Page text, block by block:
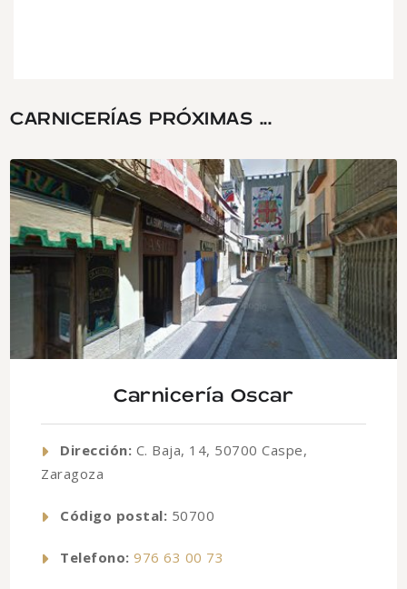
CARNICERÍAS PRÓXIMAS ...
Carnicería Oscar
Dirección: C. Baja, 14, 50700 Caspe,
Zaragoza
Código postal: 50700
Telefono: 976 63 00 73